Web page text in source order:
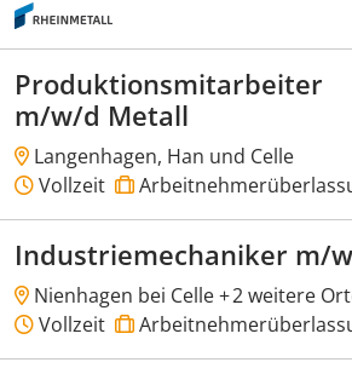
Produktionsmitarbeiter
m/w/d Metall
Langenhagen, Han und Celle
Vollzeit
Industriemechaniker m/
Nienhagen bei Celle +2 weitere
Vollzeit